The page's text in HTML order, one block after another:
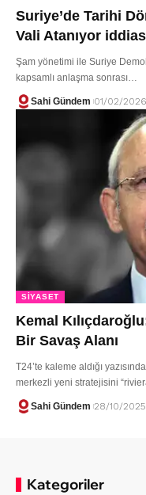
Suriye’de Tarihi
Vali Atanıyor
Şam yönetimi ile Suriye
kapsamlı anlaşma sonrası…
Sahi Gündem 01/02/2026
SIYASET
Kemal
Bir Savaş Alanı
T24’te kaleme aldığı
merkezli yeni stratejisini
Sahi Gündem 28/10/2025
Kategoriler